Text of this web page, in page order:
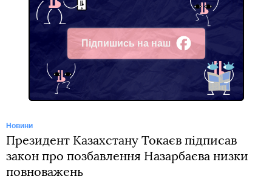
Підпишись на наш
Facebook
Новини
Президент Казахстану Токаєв підписав
закон про позбавлення Назарбаєва низки
повноважень